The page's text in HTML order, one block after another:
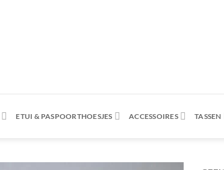
ETUI & PASPOORTHOESJES ACCESSOIRES TASSEN